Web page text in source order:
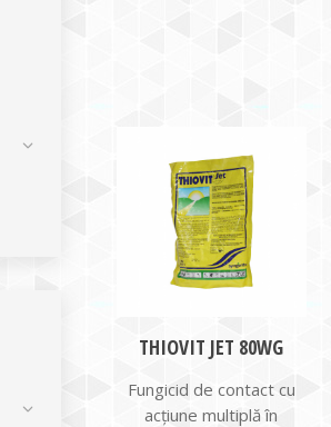
THIOVIT JET 80WG
Fungicid de contact cu
acţiune multiplă în